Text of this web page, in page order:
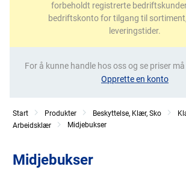
forbeholdt registrerte
bedriftskonto for tilgang til
leveringstider.
For å kunne handle hos oss og se priser må
Opprette en konto
Start Produkter Beskyttelse, Klær, Sko
Arbeidsklær
Midjebukser
Midjebukser